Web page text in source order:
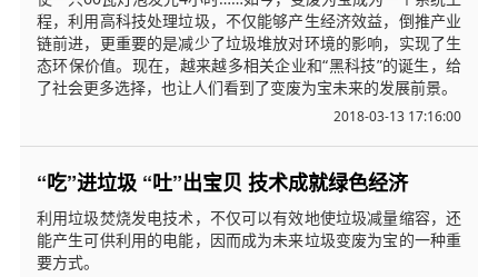
程，利用高科技处理垃圾，不仅能够产生经济效益，倒推产业
链前进，更重要的是减少了垃圾堆放对环境的影响，实现了生
态环保价值。现在，越来越多相关企业和“黑科技”的诞生，给
了社会更多选择，也让人们看到了变废为宝未来的发展前景。
2018-03-13 17:16:00
“吃”进垃圾 “吐”出宝贝 技术成就绿色经济
利用垃圾焚烧发电技术，不仅可以有效地使垃圾减量缩容，还
能产生可供利用的电能，因而成为未来垃圾变废为宝的一种重
要方式。